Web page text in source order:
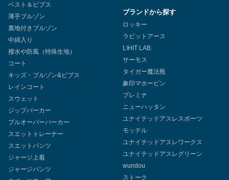
ベスト＆ビブス
薄手ブルゾン
裏地付きブルゾン
中綿入り
撥水や防風（特殊生地）
コート
キッズ・ブルゾン&ビブス
レインコート
スウェット
ジップパーカー
プルオーバーパーカー
スエットトレーナー
スエットパンツ
ジャージ上着
ジャージパンツ
ブランドから探す
ロッキー
ラビットアース
LIHIT LAB.
サーモス
タイガー魔法瓶
象印マホービン
プレミナ
ニューハッタン
ユナイテッドアスレスポーツ
モッテル
ユナイテッドアスレワークス
ユナイテッドアスレグリーン
wundou
ストーク